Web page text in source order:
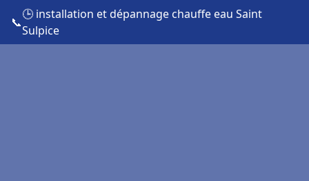
📞
🕒 installation et dépannage chauffe eau Saint
Sulpice